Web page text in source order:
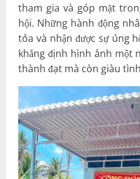
tham gia và góp mặt
hội. Những hành động
tỏa và nhận được sự ủng
khẳng định hình ảnh một
thành đạt mà còn giàu